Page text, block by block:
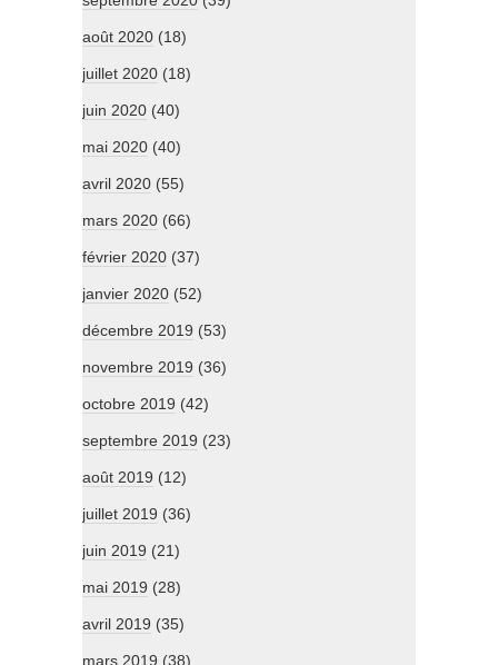
août 2020 (18)
juillet 2020 (18)
juin 2020 (40)
mai 2020 (40)
avril 2020 (55)
mars 2020 (66)
février 2020 (37)
janvier 2020 (52)
décembre 2019 (53)
novembre 2019 (36)
octobre 2019 (42)
septembre 2019 (23)
août 2019 (12)
juillet 2019 (36)
juin 2019 (21)
mai 2019 (28)
avril 2019 (35)
mars 2019 (38)